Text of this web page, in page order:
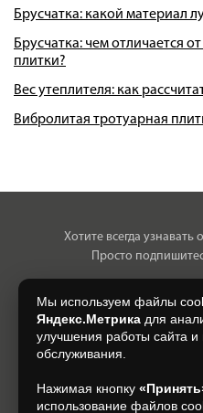
Брусчатка: какой материал
Брусчатка: чем отличается
плитки?
Вес утеплителя: как
Вибролитая тротуарная
Хотите всегда узнавать
Просто
Нажимая на кнопку, я даю свое
персональных данных, на условиях
Мы используем файлы
Яндекс.Метрика для
улучшения работы сайта и
обслуживания.
Нажимая кнопку
использование файлов